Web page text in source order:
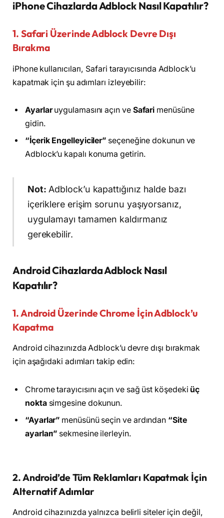
iPhone Cihazlarda Adblock Nasıl Kapatılır?
1. Safari Üzerinde Adblock Devre Dışı
Bırakma
iPhone kullanıcıları, Safari tarayıcısında Adblock’u
kapatmak için şu adımları izleyebilir:
Ayarlaruygulamasını açın ve Safari menüsüne
gidin.
“İçerik Engelleyiciler” seçeneğine dokunun ve
Adblock’u kapalı konuma getirin.
Not: Adblock’u kapattığınız halde bazı
içeriklere erişim sorunu yaşıyorsanız,
uygulamayı tamamen kaldırmanız
gerekebilir.
Android Cihazlarda Adblock Nasıl
Kapatılır?
1. Android Üzerinde Chrome İçin Adblock’u
Kapatma
Android cihazınızda Adblock’u devre dışı bırakmak
için aşağıdaki adımları takip edin:
Chrome tarayıcısını açın ve sağ üst köşedeki üç
noktasimgesine dokunun.
“Ayarlar” menüsünü seçin ve ardından “Site
ayarları” sekmesine ilerleyin.
2. Android’de Tüm Reklamları Kapatmak İçin
Alternatif Adımlar
Android cihazınızda yalnızca belirli siteler için değil,